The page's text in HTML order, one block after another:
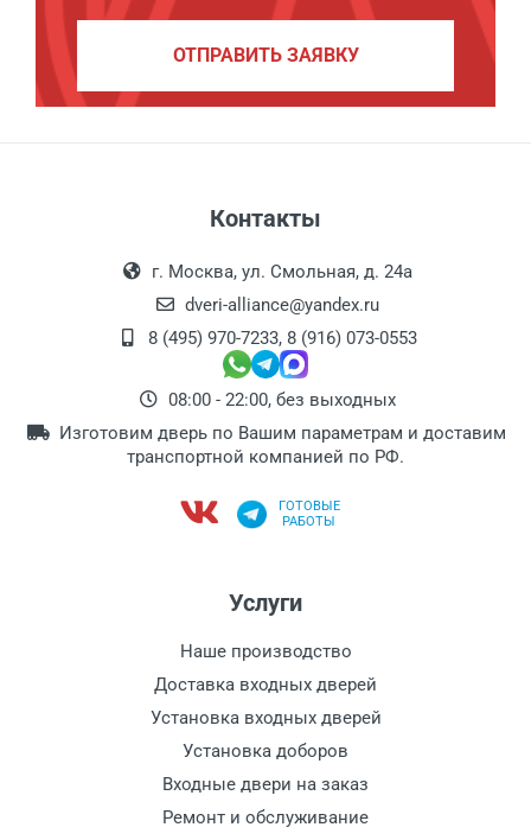
ОТПРАВИТЬ ЗАЯВКУ
Контакты
г. Москва, ул. Смольная, д. 24а
dveri-alliance@yandex.ru
8 (495) 970-7233, 8 (916) 073-0553
08:00 - 22:00, без выходных
Изготовим дверь по Вашим параметрам и доставим
транспортной компанией по РФ.
ГОТОВЫЕ
РАБОТЫ
Услуги
Наше производство
Доставка входных дверей
Установка входных дверей
Установка доборов
Входные двери на заказ
Ремонт и обслуживание